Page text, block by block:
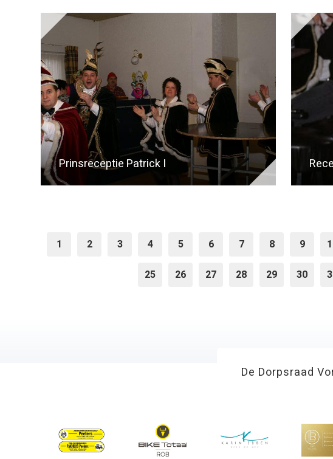
Prinsreceptie Patrick I
1 2 3 4 5 6 7 8 9
25 26 27 28 29 30
De Dorpsraad